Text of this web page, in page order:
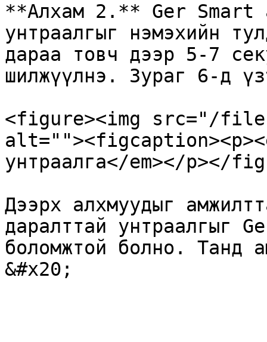
**Алхам 2.** Ger Smart
унтраалгыг нэмэхийн
дараа товч дээр 5-7
шилжүүлнэ. Зураг 6-д
<figure><img src="/files/
унтраалга</em></p></
Дээрх алхмуудыг
даралттай унтраалгыг
боломжтой болно. Танд